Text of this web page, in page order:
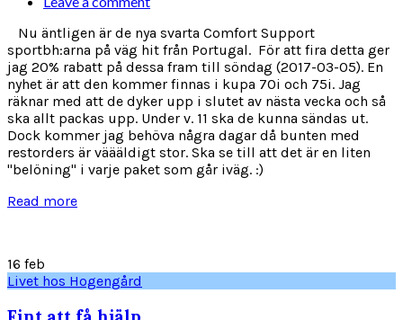
Nu äntligen är de nya svarta Comfort Support
sportbh:arna på väg hit från Portugal. För att fira detta ger
jag 20% rabatt på dessa fram till söndag (2017-03-05). En
nyhet är att den kommer finnas i kupa 70i och 75i. Jag
räknar med att de dyker upp i slutet av nästa vecka och så
ska allt packas upp. Under v. 11 ska de kunna sändas ut.
Dock kommer jag behöva några dagar då bunten med
restorders är väääldigt stor. Ska se till att det är en liten
"belöning" i varje paket som går iväg. :)
Read more
16 feb
Livet hos Hogengård